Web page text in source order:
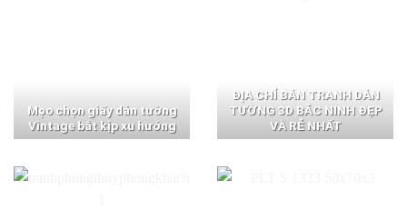
Mẹo chọn giấy dán tường
Vintage bắt kịp xu hướng
ĐỊA CHỈ BÁN TRANH DÁN
TƯỜNG 3D BẮC NINH ĐẸP
VÀ RẺ NHẤT